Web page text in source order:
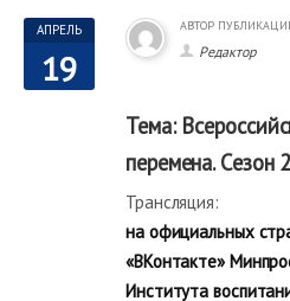
АПРЕЛЬ
19
АВТОР
Редактор
Тема:
перемена. Сезон
Трансляция:
на официальных
«ВКонтакте»
Института